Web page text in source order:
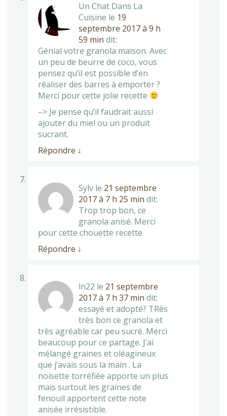
Un Chat Dans La
Cuisine le 19
septembre 2017 à 9 h
59 min dit:
Génial votre granola maison. Avec
un peu de beurre de coco, vous
pensez qu’il est possible d’en
réaliser des barres à emporter ?
Merci pour cette jolie recette
–> Je pense qu’il faudrait aussi
ajouter du miel ou un produit
sucrant.
Répondre ↓
Sylv le 21 septembre
2017 à 7 h 25 min dit:
Trop trop bon, ce
granola anisé. Merci
pour cette chouette recette
Répondre ↓
ln22 le 21 septembre
2017 à 7 h 37 min dit:
essayé et adopté? TRès
très bon ce granola et
très agréable car peu sucré. Merci
beaucoup pour ce partage. J’ai
mélangé graines et oléagineux
que j’avais sous la main . La
noisette torréfiée apporte un plus
mais surtout les graines de
fenouil apportent cette note
anisée irrésistible.